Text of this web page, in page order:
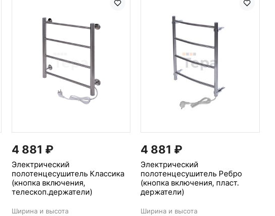
4 881 ₽
Электрический
полотенцесушитель Классика
(кнопка включения,
телескоп.держатели)
Ширина и высота
4 881 ₽
Электрический
полотенцесушитель Ребро
(кнопка включения, пласт.
держатели)
Ширина и высота